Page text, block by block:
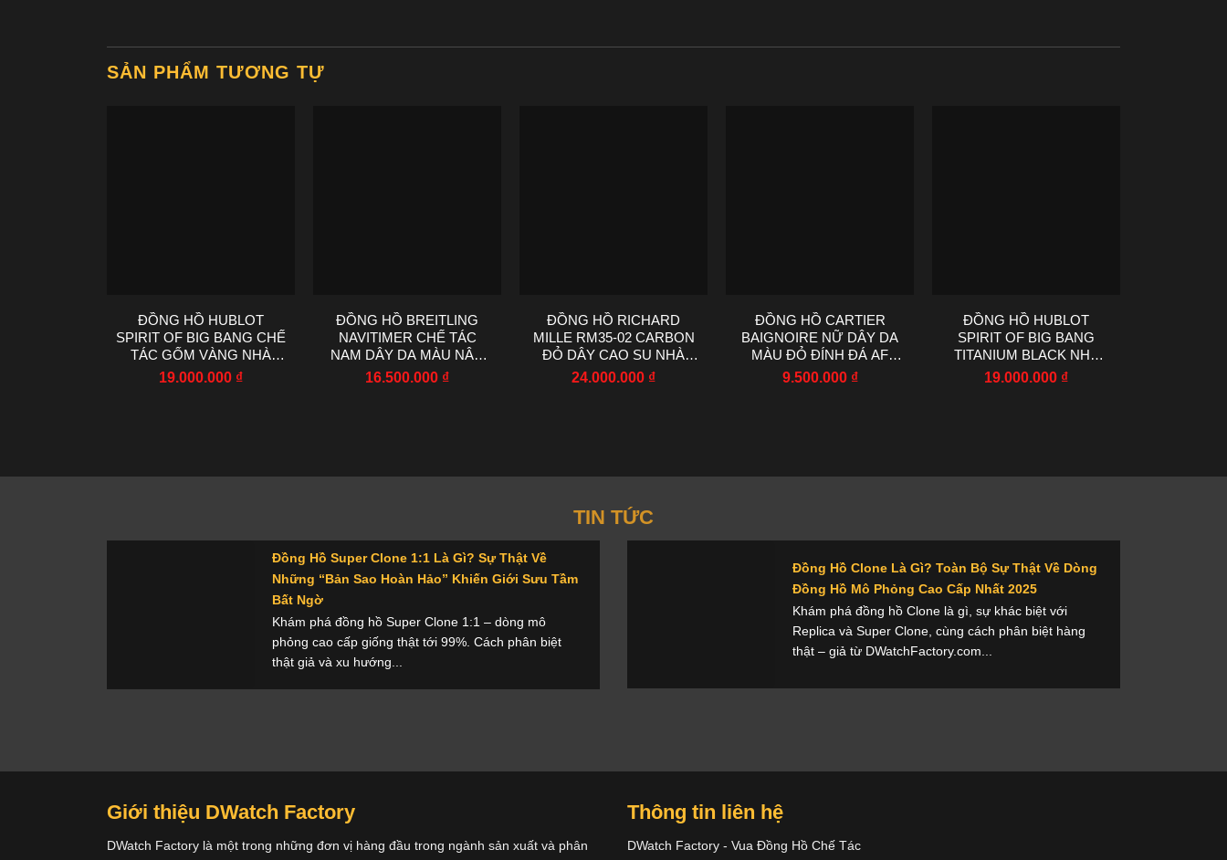
SẢN PHẨM TƯƠNG TỰ
ĐỒNG HỒ HUBLOT
SPIRIT OF BIG BANG CHẾ
TÁC GỐM VÀNG NHÀ
MÁY AAA 42MM
19.000.000 ₫
ĐỒNG HỒ BREITLING
NAVITIMER CHẾ TÁC
NAM DÂY DA MÀU NÂU
NHÀ MÁY EF 43MM
16.500.000 ₫
ĐỒNG HỒ RICHARD
MILLE RM35-02 CARBON
ĐỎ DÂY CAO SU NHÀ
MÁY R7 44.5X50MM
24.000.000 ₫
ĐỒNG HỒ CARTIER
BAIGNOIRE NỮ DÂY DA
MÀU ĐỎ ĐÍNH ĐÁ AF
FACTORY 23X31MM
9.500.000 ₫
ĐỒNG HỒ HUBLOT
SPIRIT OF BIG BANG
TITANIUM BLACK NHÀ
MÁY BBF CHẾ TÁC 42MM
19.000.000 ₫
TIN TỨC
Đồng Hồ Super Clone 1:1 Là Gì? Sự Thật Về
Những “Bản Sao Hoàn Hảo” Khiến Giới Sưu Tầm
Bất Ngờ
Khám phá đồng hồ Super Clone 1:1 – dòng mô
phỏng cao cấp giống thật tới 99%. Cách phân biệt
thật giả và xu hướng...
Đồng Hồ Clone Là Gì? Toàn Bộ Sự Thật Về Dòng
Đồng Hồ Mô Phỏng Cao Cấp Nhất 2025
Khám phá đồng hồ Clone là gì, sự khác biệt với
Replica và Super Clone, cùng cách phân biệt hàng
thật – giả từ DWatchFactory.com...
Giới thiệu DWatch Factory
DWatch Factory là một trong những đơn vị hàng đầu trong ngành sản xuất và phân
Thông tin liên hệ
DWatch Factory - Vua Đồng Hồ Chế Tác